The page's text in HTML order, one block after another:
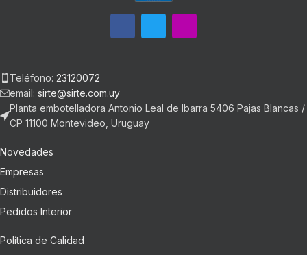
Teléfono: 23120072
email: sirte@sirte.com.uy
Planta embotelladora Antonio Leal de Ibarra 5406 Pajas Blancas /
CP 11100 Montevideo, Uruguay
Novedades
Empresas
Distribuidores
Pedidos Interior
Política de Calidad